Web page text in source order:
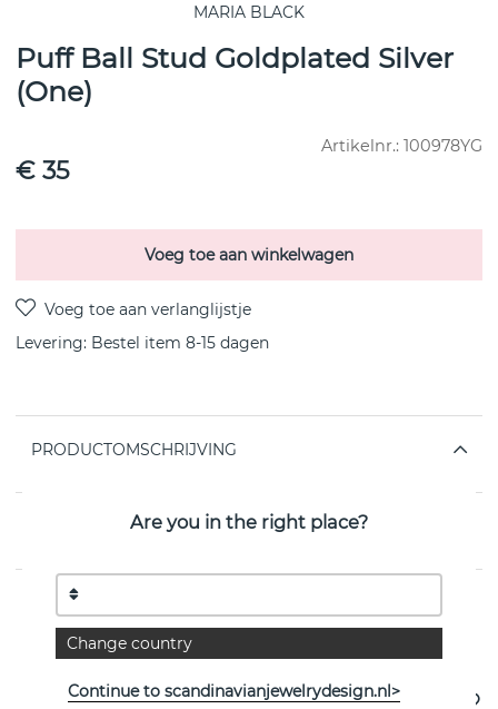
MARIA BLACK
Puff Ball Stud Goldplated Silver
(One)
Artikelnr.: 100978YG
€ 35
Voeg toe aan winkelwagen
Levering: Bestel item 8-15 dagen
PRODUCTOMSCHRIJVING
EIGENSCHAPPEN
Bekijk meer artikelen
Are you in the right place?
Change country
Continue to scandinavianjewelrydesign.nl>